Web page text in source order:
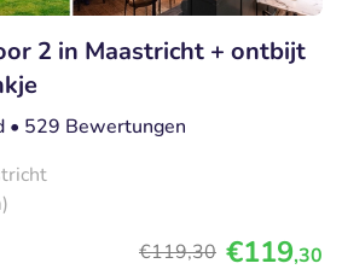
2 in Maastricht + ontbijt
• 529 Bewertungen
€119,30 €119,30